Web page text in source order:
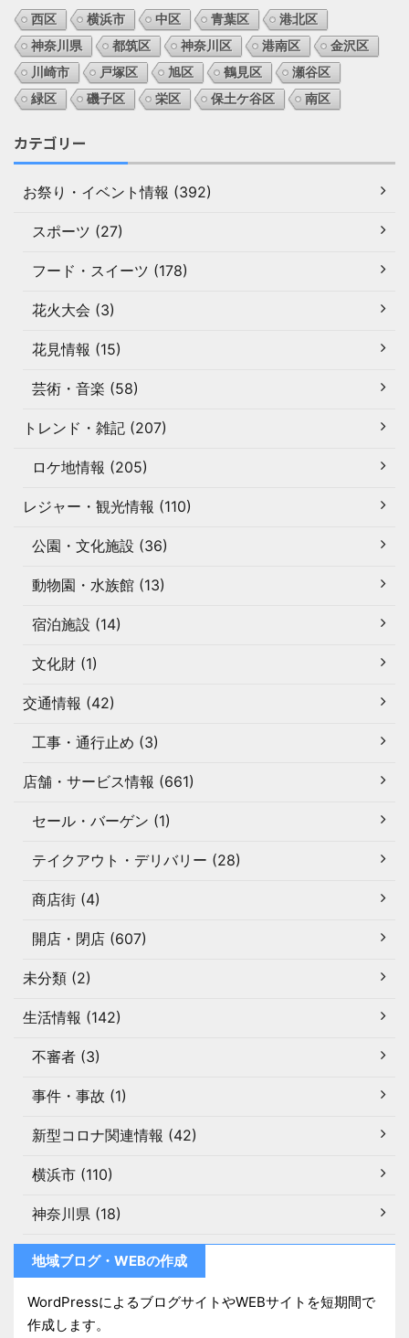
西区 横浜市 中区 青葉区
港北区
神奈川県
都筑区 神奈川区 港南区
金沢区
川崎市
戸塚区 旭区 鶴見区
瀬谷区
緑区
磯子区 栄区 保土ケ谷区 南区
カテゴリー
お祭り・イベント情報 (392)
スポーツ (27)
フード・スイーツ (178)
花火大会 (3)
花見情報 (15)
芸術・音楽 (58)
トレンド・雑記 (207)
ロケ地情報 (205)
レジャー・観光情報 (110)
公園・文化施設 (36)
動物園・水族館 (13)
宿泊施設 (14)
文化財 (1)
交通情報 (42)
工事・通行止め (3)
店舗・サービス情報 (661)
セール・バーゲン (1)
テイクアウト・デリバリー (28)
商店街 (4)
開店・閉店 (607)
未分類 (2)
生活情報 (142)
不審者 (3)
事件・事故 (1)
新型コロナ関連情報 (42)
横浜市 (110)
神奈川県 (18)
地域ブログ・WEBの作成
WordPressによるブログサイトやWEBサイトを短期間で
作成します。